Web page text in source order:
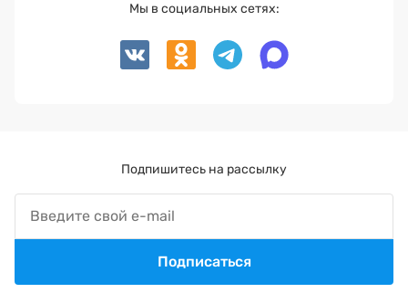
Мы в социальных сетях:
Подпишитесь на рассылку
Подписаться